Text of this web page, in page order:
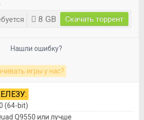
8 GB Скачать торрент
Нашли ошибку?
игры у нас?
(64-bit)
Q9550 или лучше